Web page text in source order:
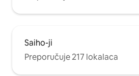
Saiho-ji
Preporučuje 217 lokalaca